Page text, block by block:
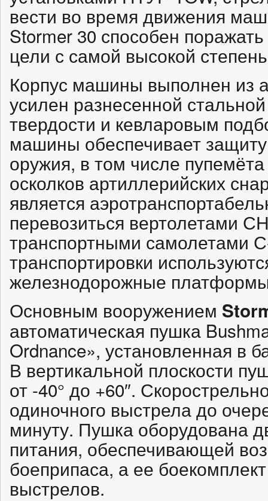
вести во время движения
Stormer 30 способен
цели с самой высокой
Корпус машины выполнен из
усилен разнесенной
твердости и кевларовым
машины обеспечивает защиту
оружия, в том числе
осколков артиллерийских
является
перевозиться вертолетами
транспортными самолетами
транспортировки
железнодорожные
Основным вооружением
автоматическая пушка
Ordnance», установленная в
В вертикальной плоскости
от -40° до +60″.
одиночного выстрела до
минуту. Пушка оборудована
питания, обеспечивающей
боеприпаса, а ее
выстрелов.